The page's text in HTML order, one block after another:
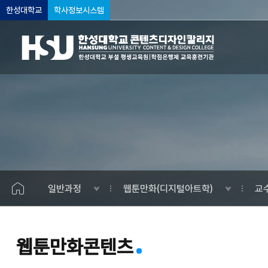
한성대학교 학사정보시스템
일반과정 웹툰만화(디지털아트학) 교
웹툰만화콘텐츠